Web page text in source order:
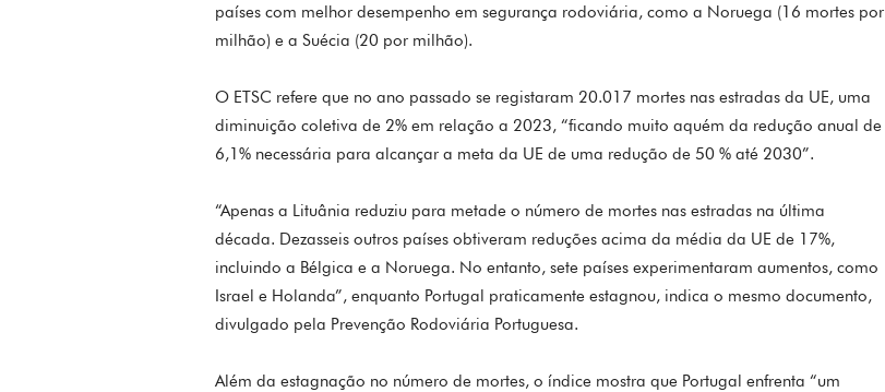
países com melhor desempenho em segurança rodoviária, como a Noruega (16 mortes por
milhão) e a Suécia (20 por milhão).
O ETSC refere que no ano passado se registaram 20.017 mortes nas estradas da UE, uma
diminuição coletiva de 2% em relação a 2023, “ficando muito aquém da redução anual de
6,1% necessária para alcançar a meta da UE de uma redução de 50 % até 2030”.
“Apenas a Lituânia reduziu para metade o número de mortes nas estradas na última
década. Dezasseis outros países obtiveram reduções acima da média da UE de 17%,
incluindo a Bélgica e a Noruega. No entanto, sete países experimentaram aumentos, como
Israel e Holanda”, enquanto Portugal praticamente estagnou, indica o mesmo documento,
divulgado pela Prevenção Rodoviária Portuguesa.
Além da estagnação no número de mortes, o índice mostra que Portugal enfrenta “um